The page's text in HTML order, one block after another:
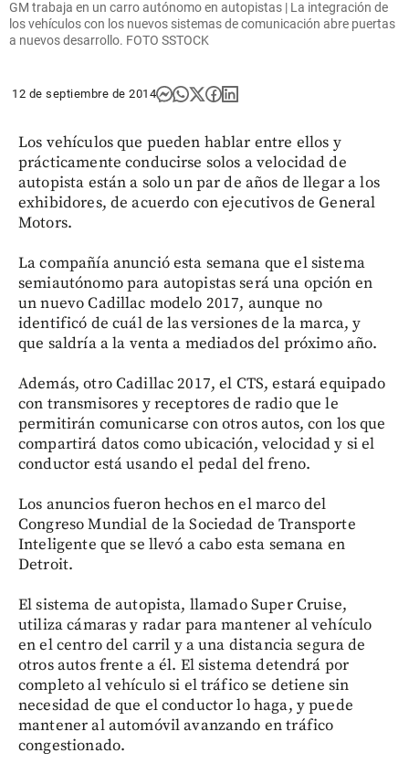
GM trabaja en un carro autónomo en autopistas | La integración de
los vehículos con los nuevos sistemas de comunicación abre puertas
a nuevos desarrollo. FOTO SSTOCK
12 de septiembre de 2014
Los vehículos que pueden hablar entre ellos y
prácticamente conducirse solos a velocidad de
autopista están a solo un par de años de llegar a los
exhibidores, de acuerdo con ejecutivos de General
Motors.
La compañía anunció esta semana que el sistema
semiautónomo para autopistas será una opción en
un nuevo Cadillac modelo 2017, aunque no
identificó de cuál de las versiones de la marca, y
que saldría a la venta a mediados del próximo año.
Además, otro Cadillac 2017, el CTS, estará equipado
con transmisores y receptores de radio que le
permitirán comunicarse con otros autos, con los que
compartirá datos como ubicación, velocidad y si el
conductor está usando el pedal del freno.
Los anuncios fueron hechos en el marco del
Congreso Mundial de la Sociedad de Transporte
Inteligente que se llevó a cabo esta semana en
Detroit.
El sistema de autopista, llamado Super Cruise,
utiliza cámaras y radar para mantener al vehículo
en el centro del carril y a una distancia segura de
otros autos frente a él. El sistema detendrá por
completo al vehículo si el tráfico se detiene sin
necesidad de que el conductor lo haga, y puede
mantener al automóvil avanzando en tráfico
congestionado.